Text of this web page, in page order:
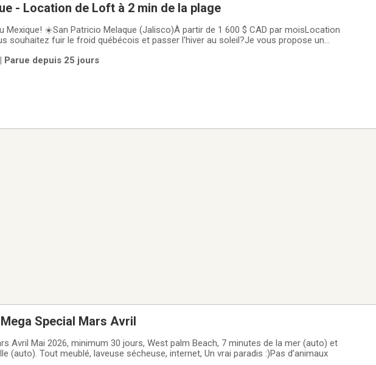
- Location de Loft à 2 min de la plage
Mexique! ☀️San Patricio Melaque (Jalisco)À partir de 1 600 $ CAD par moisLocation
souhaitez fuir le froid québécois et passer l'hiver au soleil?Je vous propose un
ses
Parue depuis 25 jours
Special Mars Avril
Avril Mai 2026, minimum 30 jours, West palm Beach, 7 minutes de la mer (auto) et
10 minutes du centre ville (auto). Tout meublé, laveuse sécheuse, internet, Un vrai paradis :)Pas d’animaux